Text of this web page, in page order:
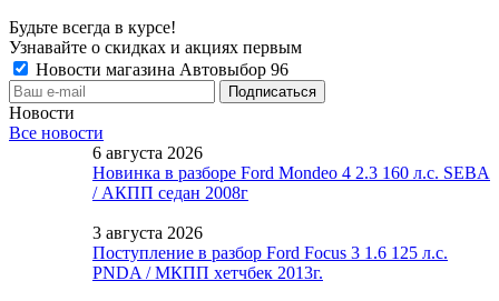
Будьте всегда в курсе!
Узнавайте о скидках и акциях первым
Новости магазина Автовыбор 96
Новости
Все новости
6 августа 2026
Новинка в разборе Ford Mondeo 4 2.3 160 л.с. SEBA
/ АКПП седан 2008г
3 августа 2026
Поступление в разбор Ford Focus 3 1.6 125 л.с.
PNDA / МКПП хетчбек 2013г.